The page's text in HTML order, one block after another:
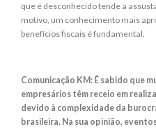
que é desconhecido tende a
motivo, um conhecimento mais
benefícios fiscais é fundamental.
Comunicação KM: É sabido que
empresários têm receio em
devido à complexidade da
brasileira. Na sua opinião,